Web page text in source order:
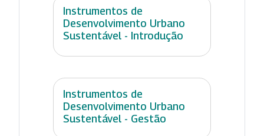
Instrumentos de
Desenvolvimento Urbano
Sustentável - Introdução
Instrumentos de
Desenvolvimento Urbano
Sustentável - Gestão